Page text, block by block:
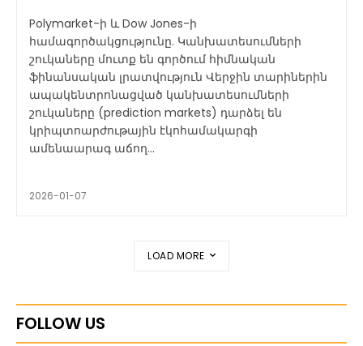
Polymarket-ի և Dow Jones-ի
համագործակցությունը. Կանխատեսումների
շուկաները մուտք են գործում հիմնական
ֆինանսական լրատվություն Վերջին տարիներին
ապակենտրոնացված կանխատեսումների
շուկաները (prediction markets) դարձել են
կրիպտոարժութային էկոհամակարգի
ամենաարագ աճող...
2026-01-07
LOAD MORE
FOLLOW US